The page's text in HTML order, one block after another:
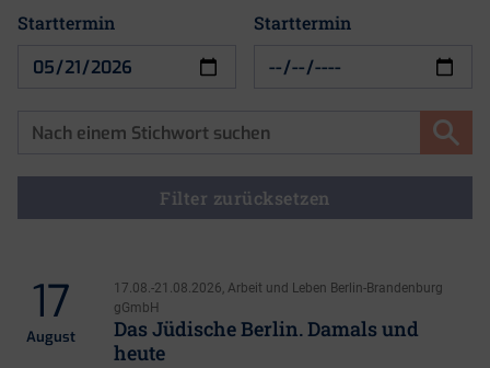
Starttermin Starttermin
Starttermin
Filter zurücksetzen
17
August
17.08.-21.08.2026, Arbeit und Leben Berlin-Brandenburg
gGmbH
Das Jüdische Berlin. Damals und
heute